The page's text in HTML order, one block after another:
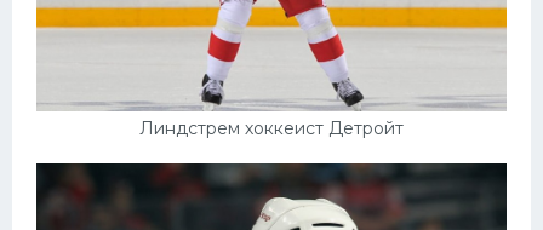
Линдстрем хоккеист Детройт